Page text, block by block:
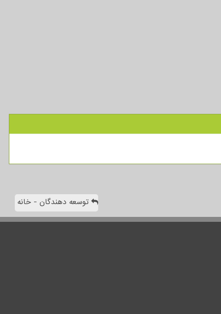
توسعه دهندگان - خانه